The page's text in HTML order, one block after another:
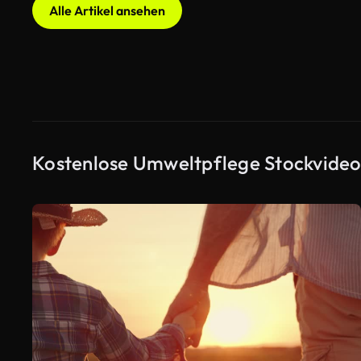
Alle Artikel ansehen
Kostenlose Umweltpflege